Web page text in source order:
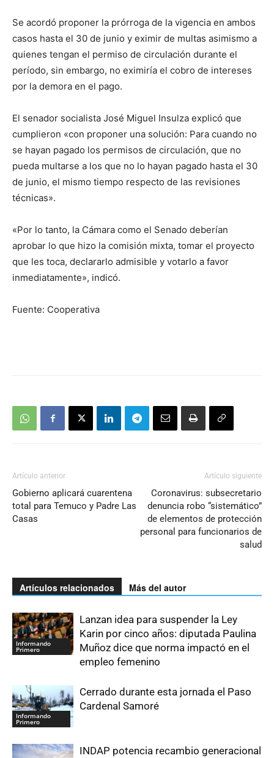
Se acordó proponer la prórroga de la vigencia en ambos
casos hasta el 30 de junio y eximir de multas asimismo a
quienes tengan el permiso de circulación durante el
período, sin embargo, no eximiría el cobro de intereses
por la demora en el pago.
El senador socialista José Miguel Insulza explicó que
cumplieron «con proponer una solución: Para cuando no
se hayan pagado los permisos de circulación, que no
pueda multarse a los que no lo hayan pagado hasta el 30
de junio, el mismo tiempo respecto de las revisiones
técnicas».
«Por lo tanto, la Cámara como el Senado deberían
aprobar lo que hizo la comisión mixta, tomar el proyecto
que les toca, declararlo admisible y votarlo a favor
inmediatamente», indicó.
Fuente: Cooperativa
Artículo anterior
Gobierno aplicará cuarentena
total para Temuco y Padre Las
Casas
Artículo siguiente
Coronavirus: subsecretario
denuncia robo “sistemático”
de elementos de protección
personal para funcionarios de
salud
Artículos relacionados Más del autor
Informando
Primero
Lanzan idea para suspender la Ley
Karin por cinco años: diputada Paulina
Muñoz dice que norma impactó en el
empleo femenino
Informando
Primero
Cerrado durante esta jornada el Paso
Cardenal Samoré
INDAP potencia recambio generacional